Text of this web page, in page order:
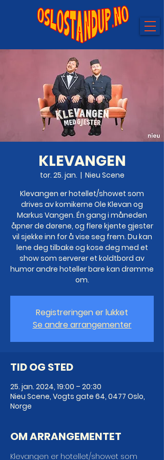
KLEVANGEN
tor. 25. jan.
  |
Nieu Scene
Klevangen er hotellet/showet som
drives av komikerne Ole Klevan og
Markus Vangen. Én gang i måneden
åpner de dørene, og flere kjente gjester
vil sjekke inn for å vise seg frem. Du kan
lene deg tilbake og kose deg med et
show som serverer et koldtbord av
humor andre hoteller bare kan drømme
om.
Registreringen er lukket
Se andre arrangementer
TID OG STED
25. jan. 2024, 19:00 – 20:30
Nieu Scene, Vogts gate 64, 0477 Oslo,
Norge
OM ARRANGEMENTET
Klevangen er hotellet/showet som